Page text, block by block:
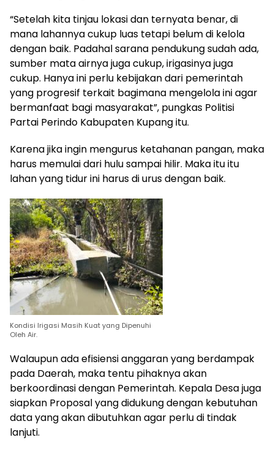
“Setelah kita tinjau lokasi dan ternyata benar, di
mana lahannya cukup luas tetapi belum di kelola
dengan baik. Padahal sarana pendukung sudah ada,
sumber mata airnya juga cukup, irigasinya juga
cukup. Hanya ini perlu kebijakan dari pemerintah
yang progresif terkait bagimana mengelola ini agar
bermanfaat bagi masyarakat”, pungkas Politisi
Partai Perindo Kabupaten Kupang itu.
Karena jika ingin mengurus ketahanan pangan, maka
harus memulai dari hulu sampai hilir. Maka itu itu
lahan yang tidur ini harus di urus dengan baik.
Kondisi Irigasi Masih Kuat yang Dipenuhi
Oleh Air.
Walaupun ada efisiensi anggaran yang berdampak
pada Daerah, maka tentu pihaknya akan
berkoordinasi dengan Pemerintah. Kepala Desa juga
siapkan Proposal yang didukung dengan kebutuhan
data yang akan dibutuhkan agar perlu di tindak
lanjuti.